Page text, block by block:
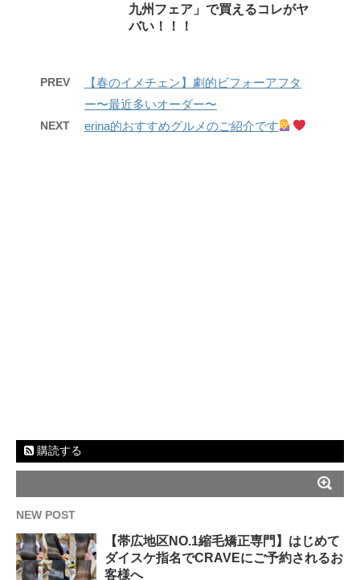
九州フェア」で買えるコレがヤ
バい！！！
PREV
【春のイメチェン】劇的ビフォーアフタ
ー〜最近多いオーダー〜
NEXT erina的おすすめグルメのご紹介です
購読する
NEW POST
【帯広地区NO.1縮毛矯正専門】はじめて
ダイスケ指名でCRAVEにご予約されるお
客様へ